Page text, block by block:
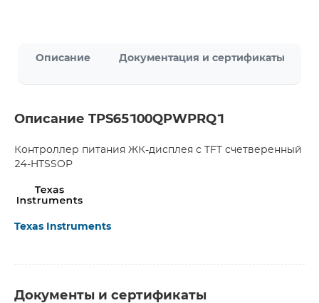
Описание Документация и сертификаты
Описание TPS65100QPWPRQ1
Контроллер питания ЖК-дисплея с TFT счетверенный
24-HTSSOP
Texas Instruments
Документы и сертификаты